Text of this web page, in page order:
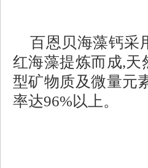
百恩贝海藻钙采
红海藻提炼而成,天
型矿物质及微量元
率达96%以上。